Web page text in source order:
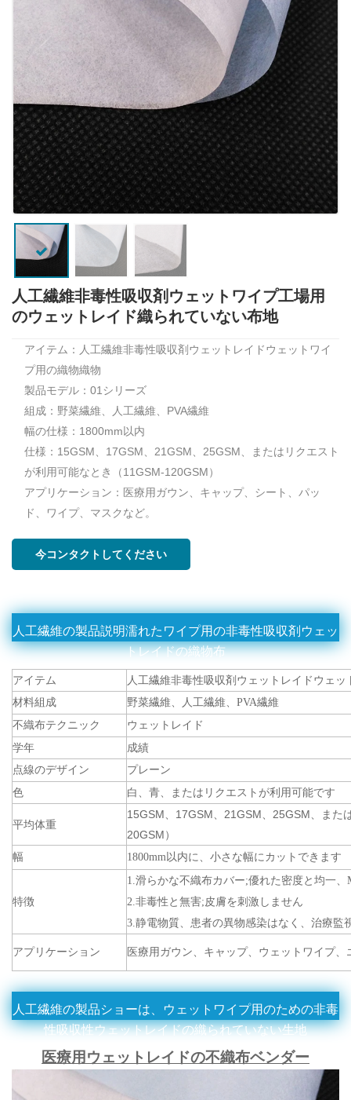
人工繊維非毒性吸収剤ウェットワイプ工場用
のウェットレイド織られていない布地
アイテム：人工繊維非毒性吸収剤ウェットレイドウェットワイ
プ用の織物織物
製品モデル：01シリーズ
組成：野菜繊維、人工繊維、PVA繊維
幅の仕様：1800mm以内
仕様：15GSM、17GSM、21GSM、25GSM、またはリクエスト
が利用可能なとき（11GSM-120GSM）
アプリケーション：医療用ガウン、キャップ、シート、パッ
ド、ワイプ、マスクなど。
今コンタクトしてください
人工繊維の製品説明濡れたワイプ用の非毒性吸収剤ウェッ
トレイドの織物布
アイテム
人工繊維非毒性吸収剤ウェットレイドウェ
材料組成
野菜繊維、人工繊維、PVA繊維
不織布テクニック
ウェットレイド
学年
成績
点線のデザイン
プレーン
色
白、青、またはリクエストが利用可能です
平均体重
15GSM、17GSM、21GSM、25GSM、また
20GSM）
幅 1800mm以内に、小さな幅にカットできます
特徴
1.滑らかな不織布カバー;優れた密度と均一
2.非毒性と無害;皮膚を刺激しません
3.静電物質、患者の異物感染はなく、治療監
アプリケーション 医療用ガウン、キャップ、ウェットワイプ
人工繊維の製品ショーは、ウェットワイプ用のための非毒
性吸収性ウェットレイドの織られていない生地
医療用ウェットレイドの不織布ベンダー